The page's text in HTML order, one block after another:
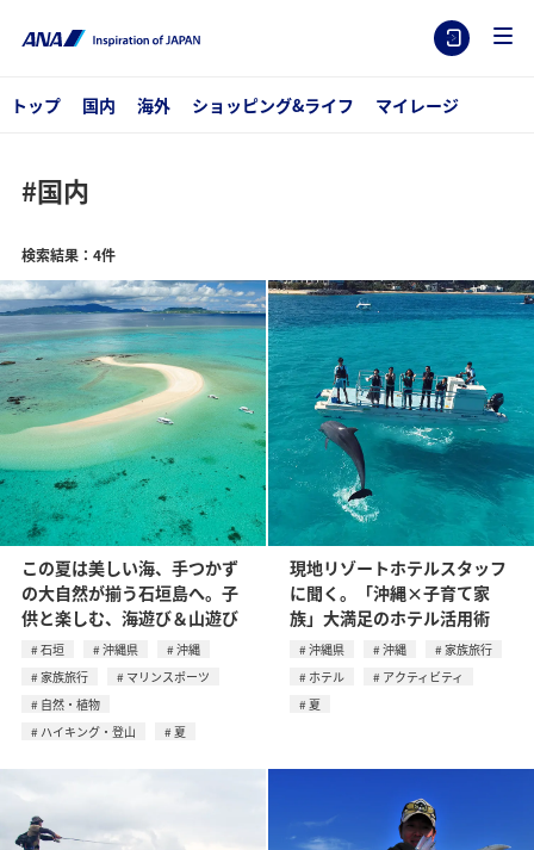
トップ 国内 海外 ショッピング&ライフ マイレージ
#国内
検索結果：4件
この夏は美しい海、手つかず
の大自然が揃う石垣島へ。子
供と楽しむ、海遊び＆山遊び
石垣 沖縄県
沖縄
家族旅行
マリンスポーツ
自然・植物
ハイキング・登山
夏
現地リゾートホテルスタッフ
に聞く。「沖縄×子育て家
族」大満足のホテル活用術
沖縄県 沖縄
家族旅行
ホテル
アクティビティ
夏